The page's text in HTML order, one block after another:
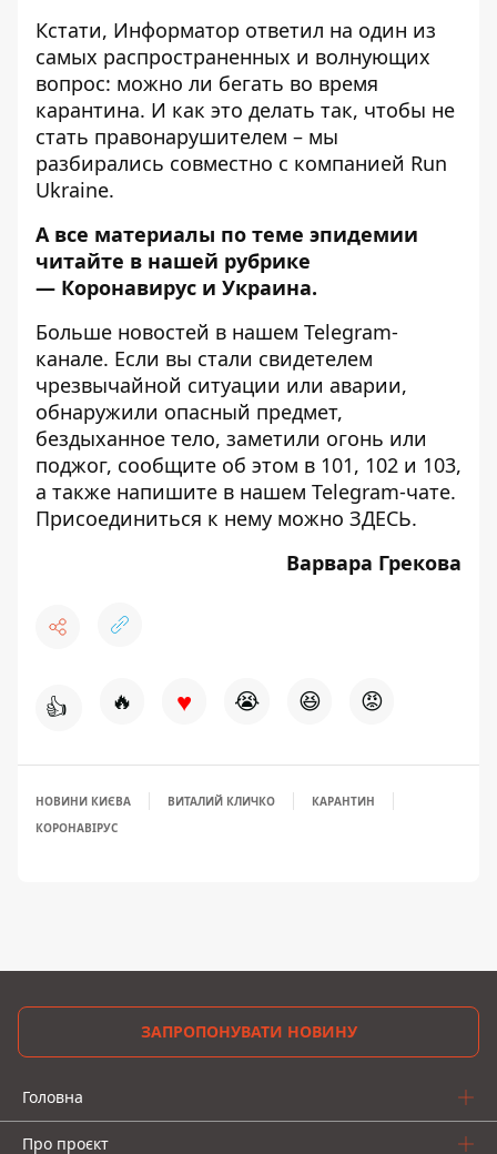
Кстати, Информатор ответил на один из
самых распространенных и волнующих
вопрос: можно ли бегать во время
карантина. И как это делать так, чтобы не
стать правонарушителем – мы
разбирались совместно с компанией Run
Ukraine.
А все материалы по теме эпидемии
читайте в нашей рубрике
— Коронавирус и Украина.
Больше новостей в нашем Telegram-
канале. Если вы стали свидетелем
чрезвычайной ситуации или аварии,
обнаружили опасный предмет,
бездыханное тело, заметили огонь или
поджог, сообщите об этом в 101, 102 и 103,
а также напишите в нашем Telegram-чате.
Присоединиться к нему можно ЗДЕСЬ.
Варвара Грекова
👍 🔥 ♥ 😭 😆 😡
НОВИНИ КИЄВА ВИТАЛИЙ КЛИЧКО
КАРАНТИН
КОРОНАВІРУС
ЗАПРОПОНУВАТИ НОВИНУ
Головна
Про проєкт